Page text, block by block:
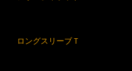
ロングスリーブＴ